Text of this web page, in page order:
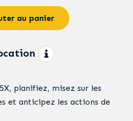
au panier
planifiez, misez sur les
et anticipez les actions de